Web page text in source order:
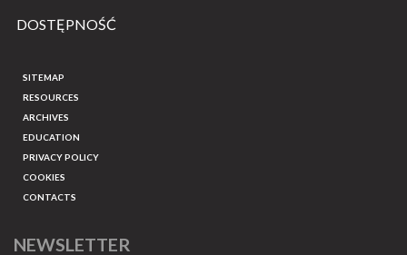
DOSTĘPNOŚĆ
SITEMAP
RESOURCES
ARCHIVES
EDUCATION
PRIVACY POLICY
COOKIES
CONTACTS
NEWSLETTER